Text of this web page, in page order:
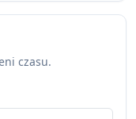
czasu.